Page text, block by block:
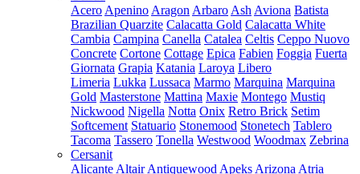
Acero Apenino Aragon Arbaro Ash Aviona Batista
Brazilian Quarzite Calacatta Gold Calacatta White
Cambia Campina Canella Catalea Celtis Ceppo Nuovo
Concrete Cortone Cottage Epica Fabien Foggia Fuerta
Giornata Grapia Katania Laroya Libero
Limeria Lukka Lussaca Marmo Marquina Marquina
Gold Masterstone Mattina Maxie Montego Mustiq
Nickwood Nigella Notta Onix Retro Brick Setim
Softcement Statuario Stonemood Stonetech Tablero
Tacoma Tassero Tonella Westwood Woodmax Zebrina
Cersanit
Alicante Altair Antiquewood Apeks Arizona Atria